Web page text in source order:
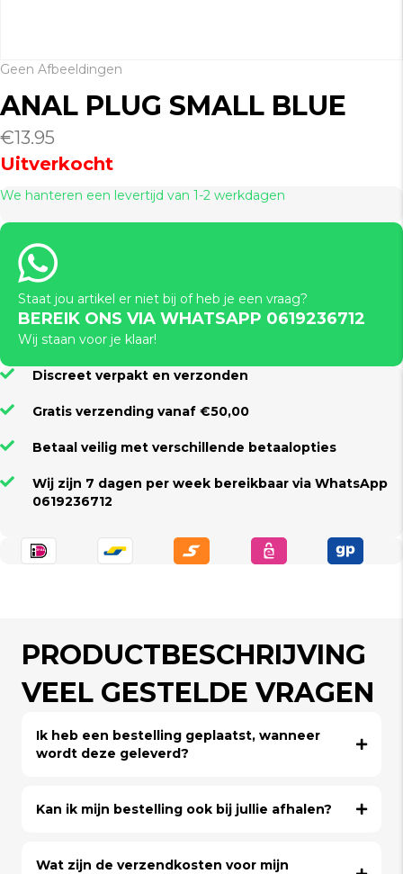
Geen Afbeeldingen
ANAL PLUG SMALL BLUE
€13.95
Uitverkocht
We hanteren een levertijd van 1-2 werkdagen
Staat jou artikel er niet bij of heb je een vraag?
BEREIK ONS VIA WHATSAPP 0619236712
Wij staan voor je klaar!
Discreet verpakt en verzonden
Gratis verzending vanaf €50,00
Betaal veilig met verschillende betaalopties
Wij zijn 7 dagen per week bereikbaar via WhatsApp
0619236712
PRODUCTBESCHRIJVING
VEEL GESTELDE VRAGEN
Ik heb een bestelling geplaatst, wanneer
wordt deze geleverd?
Kan ik mijn bestelling ook bij jullie afhalen?
Wat zijn de verzendkosten voor mijn